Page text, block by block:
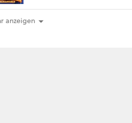
anzeigen